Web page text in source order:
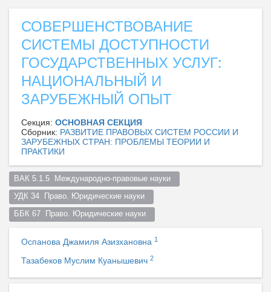
СОВЕРШЕНСТВОВАНИЕ
СИСТЕМЫ ДОСТУПНОСТИ
ГОСУДАРСТВЕННЫХ УСЛУГ:
НАЦИОНАЛЬНЫЙ И
ЗАРУБЕЖНЫЙ ОПЫТ
Секция: ОСНОВНАЯ СЕКЦИЯ
Сборник: РАЗВИТИЕ ПРАВОВЫХ СИСТЕМ РОССИИ И
ЗАРУБЕЖНЫХ СТРАН: ПРОБЛЕМЫ ТЕОРИИ И
ПРАКТИКИ
ВАК 5.1.5  Международно-правовые науки
УДК 34  Право. Юридические науки
ББК 67  Право. Юридические науки
Оспанова Джамиля Азизхановна 1
Тазабеков Муслим Куанышевич 2